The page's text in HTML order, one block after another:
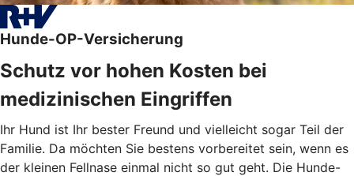
Hunde-OP-Versicherung
Schutz vor hohen Kosten bei
medizinischen Eingriffen
Ihr Hund ist Ihr bester Freund und vielleicht sogar Teil der
Familie. Da möchten Sie bestens vorbereitet sein, wenn es
der kleinen Fellnase einmal nicht so gut geht. Die Hunde-